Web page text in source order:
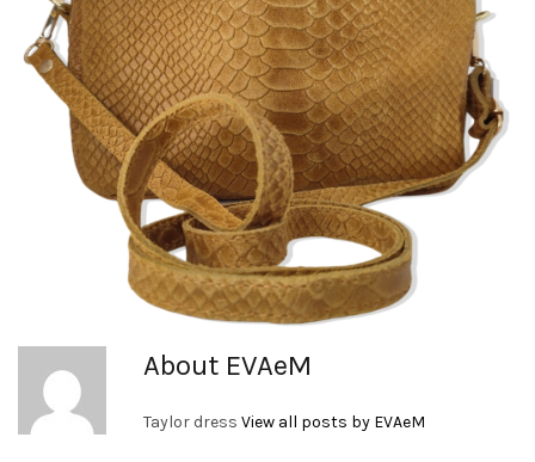
About EVAeM
Taylor dress View all posts by EVAeM